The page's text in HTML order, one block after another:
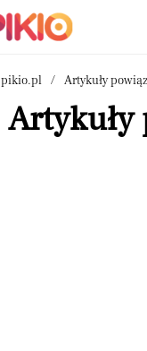
pikio.pl Artykuły
Artykuły